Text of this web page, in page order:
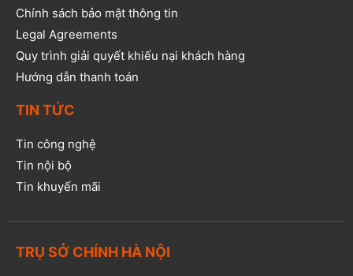
Chính sách bảo mật thông tin
Legal Agreements
Quy trình giải quyết khiếu nại khách hàng
Hướng dẫn thanh toán
TIN TỨC
Tin công nghệ
Tin nội bộ
Tin khuyến mãi
TRỤ SỞ CHÍNH HÀ NỘI